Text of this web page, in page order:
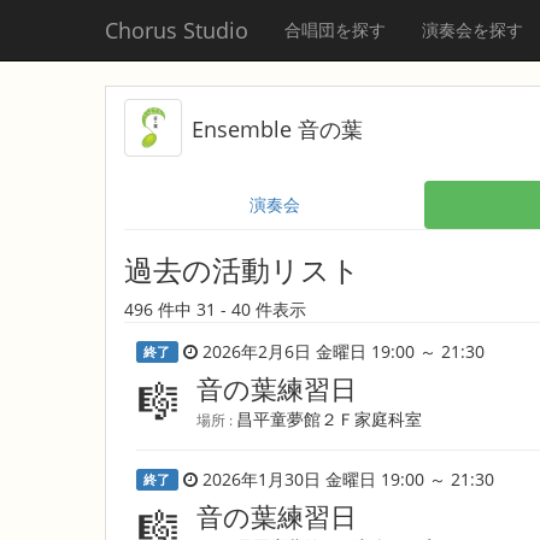
Chorus Studio 合唱団を探す 演奏会を探す
Ensemble 音の葉
演奏会
過去の活動リスト
496 件中 31 - 40 件表示
終了 2026年2月6日 金曜日 19:00 ～ 21:30
🎼 音の葉練習日
場所 : 昌平童夢館２Ｆ家庭科室
終了 2026年1月30日 金曜日 19:00 ～ 21:30
音の葉練習日